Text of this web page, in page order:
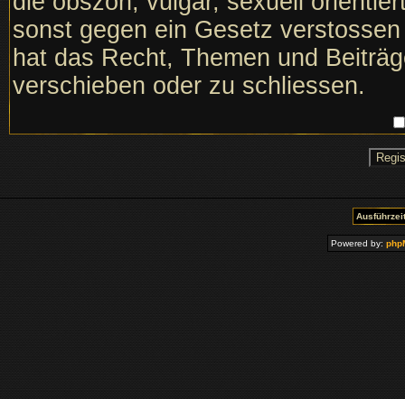
sonst gegen ein Gesetz
hat das Recht, Themen und
verschieben oder zu schliessen.
Powered by: